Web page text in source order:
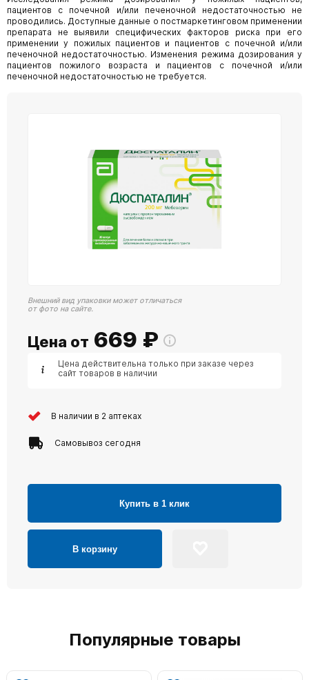
пациентов с почечной и/или печеночной недостаточностью не
проводились. Доступные данные о постмаркетинговом применении
препарата не выявили специфических факторов риска при его
применении у пожилых пациентов и пациентов с почечной и/или
печеночной недостаточностью. Изменения режима дозирования у
пациентов пожилого возраста и пациентов с почечной и/или
печеночной недостаточностью не требуется.
Внешний вид упаковки может отличаться
от фото на сайте.
Цена от 669 ₽
Цена действительна только при заказе через
сайт товаров в наличии
В наличии в 2 аптеках
Самовывоз сегодня
Купить в 1 клик
В корзину
Популярные товары